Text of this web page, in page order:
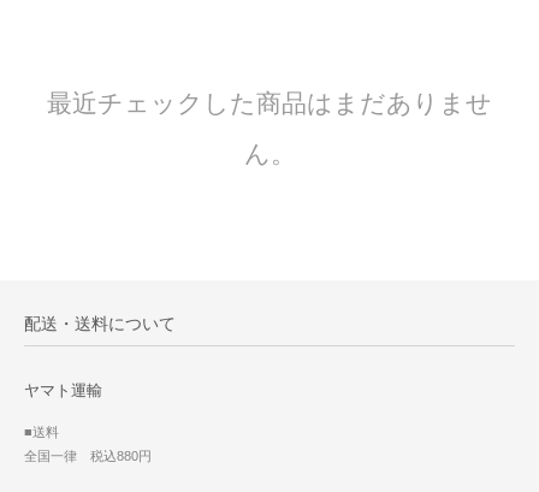
最近チェックした商品はまだありませ
ん。
配送・送料について
ヤマト運輸
■送料
全国一律 税込880円